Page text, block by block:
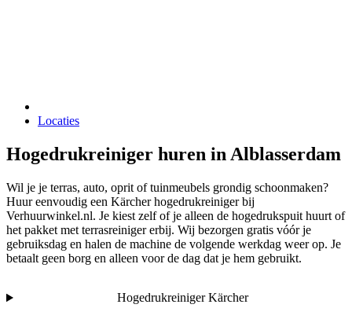
Locaties
Hogedrukreiniger huren in Alblasserdam
Wil je je terras, auto, oprit of tuinmeubels grondig schoonmaken?
Huur eenvoudig een Kärcher hogedrukreiniger bij
Verhuurwinkel.nl. Je kiest zelf of je alleen de hogedrukspuit huurt of
het pakket met terrasreiniger erbij. Wij bezorgen gratis vóór je
gebruiksdag en halen de machine de volgende werkdag weer op. Je
betaalt geen borg en alleen voor de dag dat je hem gebruikt.
Hogedrukreiniger Kärcher